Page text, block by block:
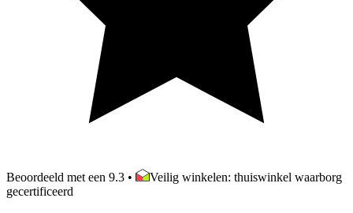
Beoordeeld met een 9.3 •
Veilig winkelen: thuiswinkel waarborg
gecertificeerd